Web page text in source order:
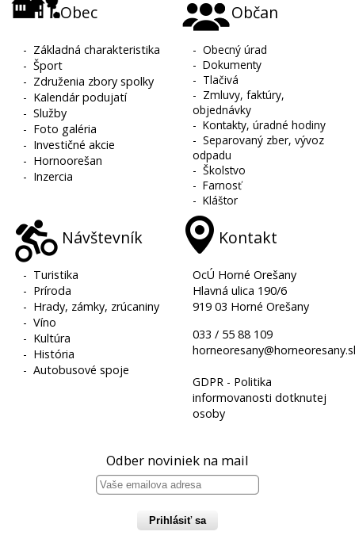
Obec
- Základná charakteristika
-Šport
- Združenia zbory spolky
- Kalendár podujatí
-Služby
- Foto galéria
- Investičné akcie
- Hornoorešan
- Inzercia
Občan
-Obecný úrad
-Dokumenty
- Tlačivá
- Zmluvy, faktúry,
objednávky
-Kontakty, úradné hodiny
-Separovaný zber, vývoz
odpadu
-Školstvo
-Farnosť
-Kláštor
Návštevník
- Turistika
- Príroda
- Hrady, zámky, zrúcaniny
-Víno
- Kultúra
- História
-Autobusové spoje
Kontakt
OcÚ Horné Orešany
Hlavná ulica 190/6
919 03 Horné Orešany
033 / 55 88 109
GDPR - Politika
informovanosti dotknutej
osoby
Odber noviniek na mail
Prihlásiť sa